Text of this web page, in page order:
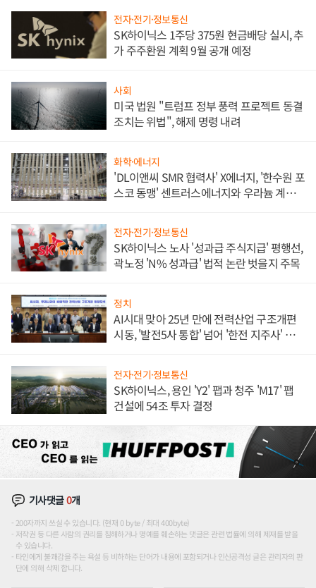
전자·전기·정보통신
SK하이닉스 1주당 375원 현금배당 실시, 추
가 주주환원 계획 9월 공개 예정
사회
미국 법원 "트럼프 정부 풍력 프로젝트 동결
조치는 위법", 해제 명령 내려
화학·에너지
'DL이앤씨 SMR 협력사' X에너지, '한수원 포
스코 동맹' 센트러스에너지와 우라늄 계약
전자·전기·정보통신
SK하이닉스 노사 '성과급 주식지급' 평행선,
곽노정 'N% 성과급' 법적 논란 벗을지 주목
정치
AI시대 맞아 25년 만에 전력산업 구조개편
시동, '발전5사 통합' 넘어 '한전 지주사' 재편
전자·전기·정보통신
SK하이닉스, 용인 'Y2' 팹과 청주 'M17' 팹
건설에 54조 투자 결정
기사댓글0개
200자까지 쓰실 수 있습니다. (현재 0 byte / 최대 400byte)
저작권 등 다른 사람의 권리를 침해하거나 명예를 훼손하는 댓글은 관련 법률에 의해 제재를 받을
수 있습니다.
타인에게 불쾌감을 주는 욕설 등 비하하는 단어가 내용에 포함되거나 인신공격성 글은 관리자의 판
단에 의해 삭제 합니다.